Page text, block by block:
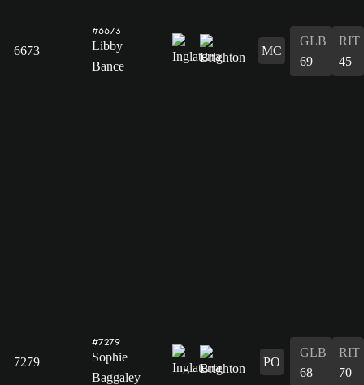
6673
#6673
Libby
Bance
MC
GLB
69
RIT
45
7279
#7279
Sophie
Baggaley
PO
GLB
68
RIT
70